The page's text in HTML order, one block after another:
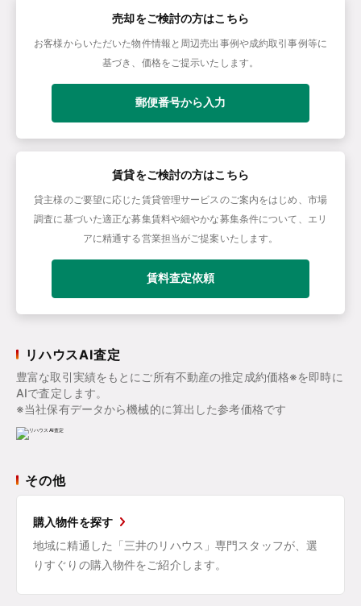
売却をご検討の方はこちら
お客様からいただいた物件情報と周辺売出事例や成約取引事例等に
基づき、価格をご提示いたします。
郵便番号から入力
賃貸をご検討の方はこちら
貸主様のご要望に応じた賃貸管理サービスのご案内をはじめ、市場
調査に基づいた適正な募集賃料や細やかな募集条件について、エリ
アに精通する営業担当がご提案いたします。
賃料査定依頼
リハウスAI査定
豊富な取引実績をもとにご所有不動産の推定成約価格※を即時に
AIで査定します。
※当社保有データから機械的に算出した参考価格です
その他
購入物件を探す
地域に精通した「三井のリハウス」専門スタッフが、選
りすぐりの購入物件をご紹介します。